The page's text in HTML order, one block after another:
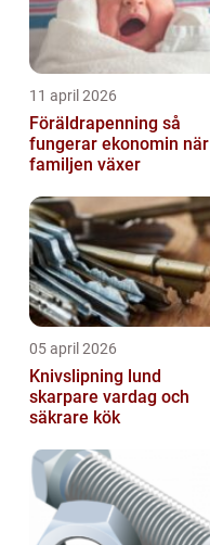
11 april 2026
Föräldrapenning så
fungerar ekonomin när
familjen växer
05 april 2026
Knivslipning lund
skarpare vardag och
säkrare kök